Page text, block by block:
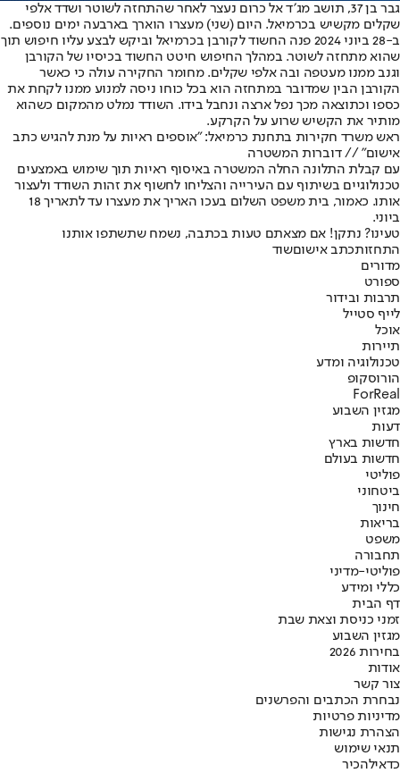
גבר בן 37, תושב מג׳ד אל כרום נעצר לאחר שהתחזה לשוטר ושדד אלפי
שקלים מקשיש בכרמיאל. היום (שני) מעצרו הוארך בארבעה ימים נוספים.
ב-28 ביוני 2024 פנה החשוד לקורבן בכרמיאל וביקש לבצע עליו חיפוש תוך
שהוא מתחזה לשוטר. במהלך החיפוש חיטט החשוד בכיסיו של הקורבן
וגנב ממנו מעטפה ובה אלפי שקלים. מחומר החקירה עולה כי כאשר
הקורבן הבין שמדובר במתחזה הוא בכל כוחו ניסה למנוע ממנו לקחת את
כספו וכתוצאה מכך נפל ארצה ונחבל בידו. השודד נמלט מהמקום כשהוא
מותיר את הקשיש שרוע על הקרקע.
ראש משרד חקירות בתחנת כרמיאל: "אוספים ראיות על מנת להגיש כתב
אישום" // דוברות המשטרה
עם קבלת התלונה החלה המשטרה באיסוף ראיות תוך שימוש באמצעים
טכנולוגיים בשיתוף עם העירייה והצליחו לחשוף את זהות השודד ולעצור
אותו. כאמור, בית משפט השלום בעכו האריך את מעצרו עד לתאריך 18
ביוני.
טעינו? נתקן! אם מצאתם טעות בכתבה, נשמח שתשתפו אותנו
התחזותכתב אישוםשוד
מדורים
ספורט
תרבות ובידור
לייף סטייל
אוכל
תיירות
טכנולוגיה ומדע
הורוסקופ
ForReal
מגזין השבוע
דעות
חדשות בארץ
חדשות בעולם
פוליטי
ביטחוני
חינוך
בריאות
משפט
תחבורה
פוליטי-מדיני
כללי ומידע
דף הבית
זמני כניסת וצאת שבת
מגזין השבוע
בחירות 2026
אודות
צור קשר
נבחרת הכתבים והפרשנים
מדיניות פרטיות
הצהרת נגישות
תנאי שימוש
כדאילהכיר